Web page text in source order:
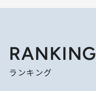
RANKING
ランキング